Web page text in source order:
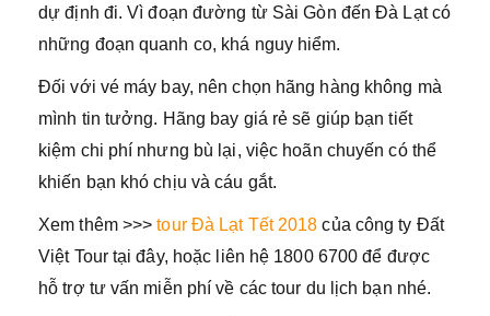
dự định đi. Vì đoạn đường từ Sài Gòn đến Đà Lạt có
những đoạn quanh co, khá nguy hiểm.
Đối với vé máy bay, nên chọn hãng hàng không mà
mình tin tưởng. Hãng bay giá rẻ sẽ giúp bạn tiết
kiệm chi phí nhưng bù lại, việc hoãn chuyến có thể
khiến bạn khó chịu và cáu gắt.
Xem thêm >>>tour Đà Lạt Tết 2018 của công ty Đất
Việt Tour tại đây, hoặc liên hệ 1800 6700 để được
hỗ trợ tư vấn miễn phí về các tour du lịch bạn nhé.